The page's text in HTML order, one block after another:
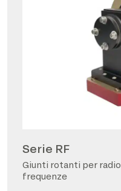
Serie RF
Giunti rotanti per radio
frequenze